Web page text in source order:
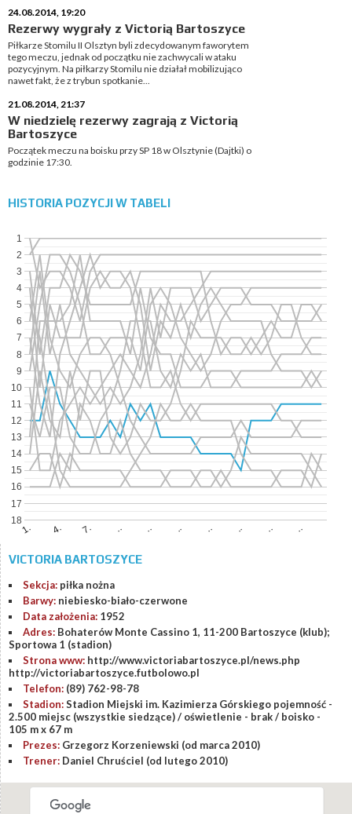
24.08.2014, 19:20
Rezerwy wygrały z Victorią Bartoszyce
Piłkarze Stomilu II Olsztyn byli zdecydowanym faworytem
tego meczu, jednak od początku nie zachwycali w ataku
pozycyjnym. Na piłkarzy Stomilu nie działał mobilizująco
nawet fakt, że z trybun spotkanie...
21.08.2014, 21:37
W niedzielę rezerwy zagrają z Victorią
Bartoszyce
Początek meczu na boisku przy SP 18 w Olsztynie (Dajtki) o
godzinie 17:30.
HISTORIA POZYCJI W TABELI
1. 4. 7. .. .. .. .. .. .. ..
1
2
3
4
5
6
7
8
9
10
11
12
13
14
15
16
17
18
VICTORIA BARTOSZYCE
Sekcja: piłka nożna
Barwy: niebiesko-biało-czerwone
Data założenia: 1952
Adres: Bohaterów Monte Cassino 1, 11-200 Bartoszyce (klub);
Sportowa 1 (stadion)
Strona www: http://www.victoriabartoszyce.pl/news.php
http://victoriabartoszyce.futbolowo.pl
Telefon: (89) 762-98-78
Stadion:Stadion Miejski im. Kazimierza Górskiego pojemność -
2.500 miejsc (wszystkie siedzące) / oświetlenie - brak / boisko -
105 m x 67 m
Prezes: Grzegorz Korzeniewski (od marca 2010)
Trener: Daniel Chruściel (od lutego 2010)